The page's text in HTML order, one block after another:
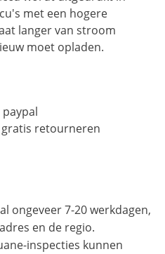
met een hogere
langer van stroom
moet opladen.
retourneren
ongeveer 7-20 werkdagen,
en de regio.
inspecties kunnen